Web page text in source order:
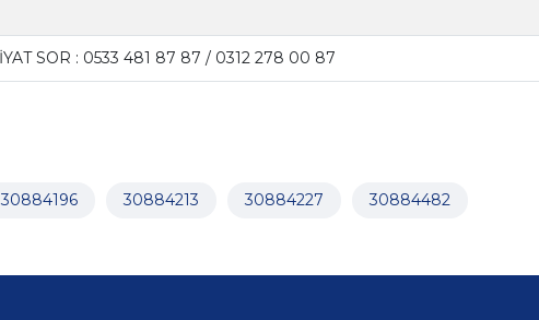
SOR : 0533 481 87 87 / 0312 278 00 87
30884196 30884213 30884227 30884482